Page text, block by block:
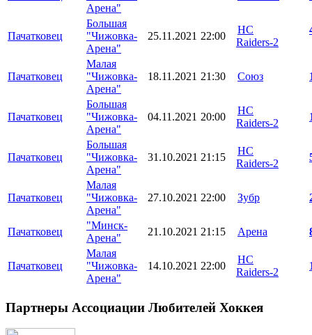
Арена"
Пачатковец
Большая
"Чижовка-
Арена"
25.11.2021 22:00
HC
Raiders-2
Пачатковец
Малая
"Чижовка-
Арена"
18.11.2021 21:30 Союз
Пачатковец
Большая
"Чижовка-
Арена"
04.11.2021 20:00
HC
Raiders-2
Пачатковец
Большая
"Чижовка-
Арена"
31.10.2021 21:15
HC
Raiders-2
Пачатковец
Малая
"Чижовка-
Арена"
27.10.2021 22:00 Зубр
Пачатковец
"Минск-
Арена"
21.10.2021 21:15 Арена
Пачатковец
Малая
"Чижовка-
Арена"
14.10.2021 22:00
HC
Raiders-2
Партнеры Ассоциации Любителей Хоккея